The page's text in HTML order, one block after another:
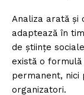
Analiza arată și
adaptează în
de științe
există o formulă
permanent,
organizatori.